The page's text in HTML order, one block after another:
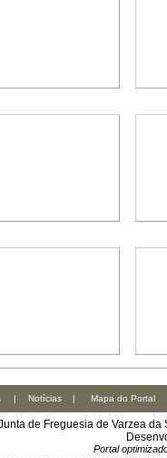
| Notícias | Mapa do Portal
de Freguesia de Varzea
Portal